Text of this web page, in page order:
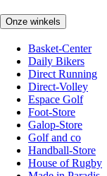
Onze winkels
Basket-Center
Daily Bikers
Direct Running
Direct-Volley
Espace Golf
Foot-Store
Galop-Store
Golf and co
Handball-Store
House of Rugby